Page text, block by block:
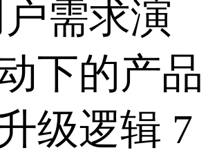
户需求演
下的产品
级逻辑 7